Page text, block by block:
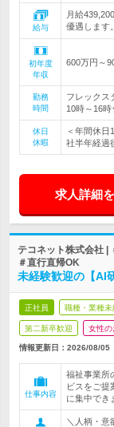
給与
月給
優遇します
初年度
年収
600万円～
勤務
時間
フレックス
10時～16
休日
休暇
＜年間休日
社半年経過
求人詳細
テコネット株式会社 |
＃直行直帰OK
未経験歓迎の【AI
正社員 職種・業種未
第二新卒歓迎 女性の
情報更新日：2026/08/05
仕事内容
福祉事業所
ビスをご提
に集中でき
＼人柄・意